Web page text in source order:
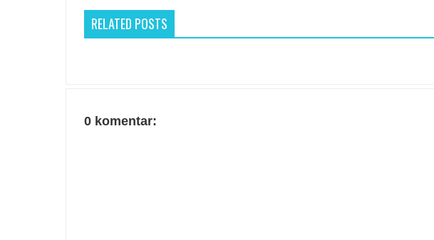
RELATED POSTS
0 komentar: